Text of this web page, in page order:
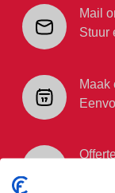
Mail
Stuur
Maak